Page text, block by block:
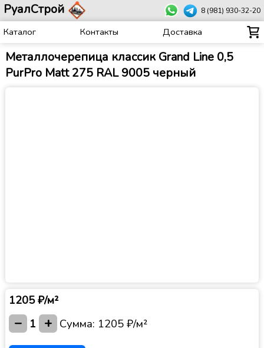
РуалСтрой 8 (981) 930-32-20
Каталог Контакты Доставка
Металлочерепица классик Grand Line 0,5
PurPro Matt 275 RAL 9005 черный
1205 ₽/м²
− 1 + Сумма: 1205 ₽/м²